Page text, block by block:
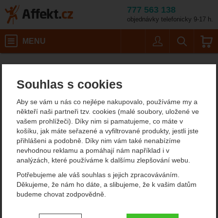
Souhlas s cookies
Aby se vám u nás co nejlépe nakupovalo, používáme my a
někteří naši partneři tzv. cookies (malé soubory, uložené ve
vašem prohlížeči). Díky nim si pamatujeme, co máte v
košíku, jak máte seřazené a vyfiltrované produkty, jestli jste
přihlášeni a podobně. Díky nim vám také nenabízíme
nevhodnou reklamu a pomáhají nám například i v
analýzách, které používáme k dalšímu zlepšování webu.
Potřebujeme ale váš souhlas s jejich zpracováváním.
Děkujeme, že nám ho dáte, a slibujeme, že k vašim datům
budeme chovat zodpovědně.
Nastavení souhlasů s kategoriemi
777 563 138
objednávky telefonicky 9-17 h.
MENU
Sea to Summit
Sea to Summit Telos
Footprint Bigfoot - TR3
Fotografie